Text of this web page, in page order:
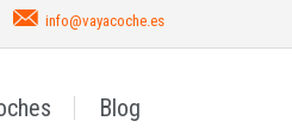
info@vayacoche.es
Blog